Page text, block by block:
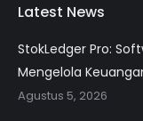
Latest News
StokLedger Pro:
Mengelola
Agustus 5, 2026